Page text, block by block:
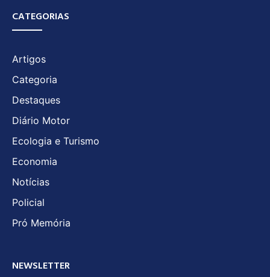
CATEGORIAS
Artigos
Categoria
Destaques
Diário Motor
Ecologia e Turismo
Economia
Notícias
Policial
Pró Memória
NEWSLETTER